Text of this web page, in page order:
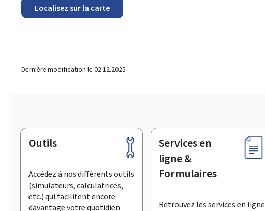
Localisez sur la carte
Dernière modification le 02.12.2025
Pied
page
Outils
Accédez à nos différents outils
(simulateurs, calculatrices,
etc.) qui facilitent encore
davantage votre quotidien
Services en
ligne &
Formulaires
Retrouvez les services en ligne